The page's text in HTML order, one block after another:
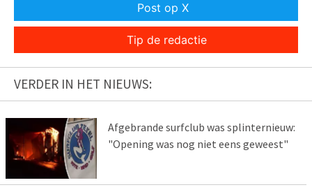
Post op X
Tip de redactie
VERDER IN HET NIEUWS:
Afgebrande surfclub was splinternieuw:
"Opening was nog niet eens geweest"